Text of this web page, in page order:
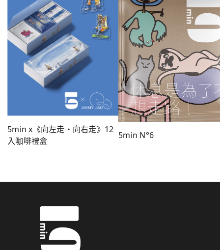
5min x《向左走・向右走》12
入咖啡禮盒
5min N°6